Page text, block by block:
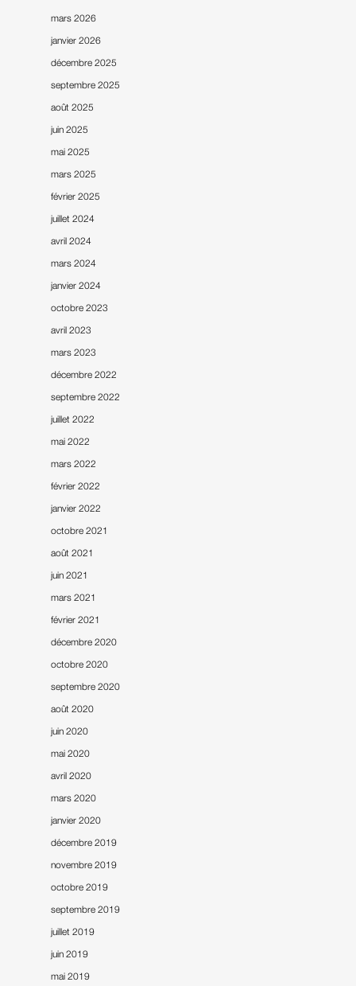
mars 2026
janvier 2026
décembre 2025
septembre 2025
août 2025
juin 2025
mai 2025
mars 2025
février 2025
juillet 2024
avril 2024
mars 2024
janvier 2024
octobre 2023
avril 2023
mars 2023
décembre 2022
septembre 2022
juillet 2022
mai 2022
mars 2022
février 2022
janvier 2022
octobre 2021
août 2021
juin 2021
mars 2021
février 2021
décembre 2020
octobre 2020
septembre 2020
août 2020
juin 2020
mai 2020
avril 2020
mars 2020
janvier 2020
décembre 2019
novembre 2019
octobre 2019
septembre 2019
juillet 2019
juin 2019
mai 2019